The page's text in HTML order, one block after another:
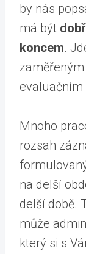
by nás
má být
koncem.
evaluačním
Mnoho
rozsah
na delší
delší době.
může
který si s